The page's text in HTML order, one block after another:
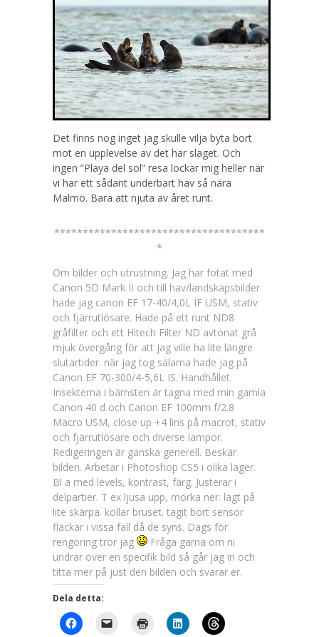
Det finns nog inget jag skulle vilja byta bort
mot en upplevelse av det här slaget. Och
ingen ”Playa del sol” resa lockar mig heller när
vi har ett sådant underbart hav så nära
Malmö. Bara att njuta av året runt.
*************************************
*
Om bilder och utrustning. Jag har fotat med
Canon 5D Mark II och till hav/landskapsbilder
hade jag canon EF 17-40/4,0L IF USM, stativ
och fjärrutlösare. Hade på ett runt ND8
gråfilter och ett Hitech Filter ND avtonat grå
mjuk övergång för att jag ville ha lite längre
slutartider. när jag tog sälarna hade jag på
Canon EF 70-300/4-5,6L IS. Handhållet.
Insekterna i bärnsten är tagna med min gamla
Canon 40 d och Canon EF 100mm f/2.8
Macro USM, close up +4 lins på macrot, stativ
och fjärrutlösare och diverse lampor.
Redigeringen är ganska generell. Beskär
bilden. Arbetar i Photoshop CS5 i olika lager.
Bl a med levels, kontrast, färg. Justerar i
delpartier. T ex ljusa upp, mörka ner. lagt på
lite skärpa. kollar bruset. tagit bort sensor
fläckar i vissa fall då de syns. Dags för
rengöring tror jag
Fråga gärna om ni
undrar över en specifik bild så går jag in och
titta mer på just den bilden och svarar er.
Dela detta: